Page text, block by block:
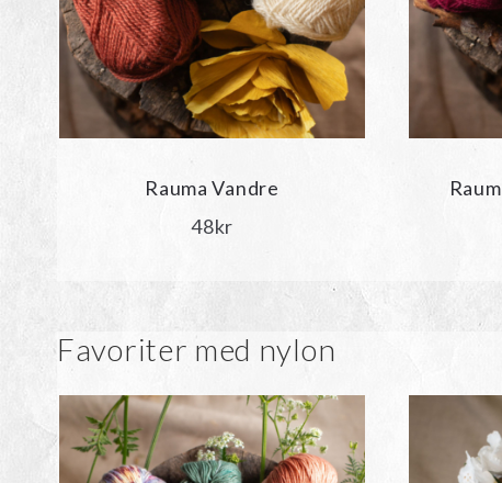
Rauma Vandre
48kr
Favoriter med nylon